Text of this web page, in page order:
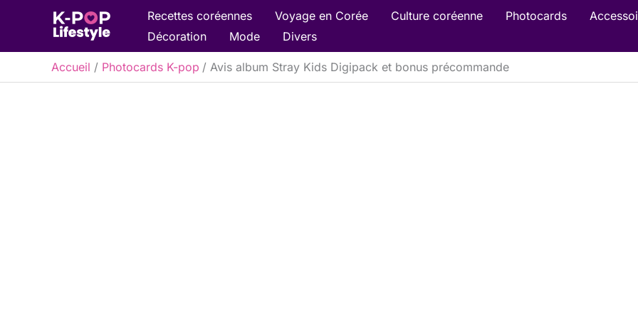
contenu
Recettes coréennes Voyage en Corée Culture coréenne Photocards
Décoration
Mode Divers
Accueil Photocards K-pop Avis album Stray Kids Digipack et bonus précommande